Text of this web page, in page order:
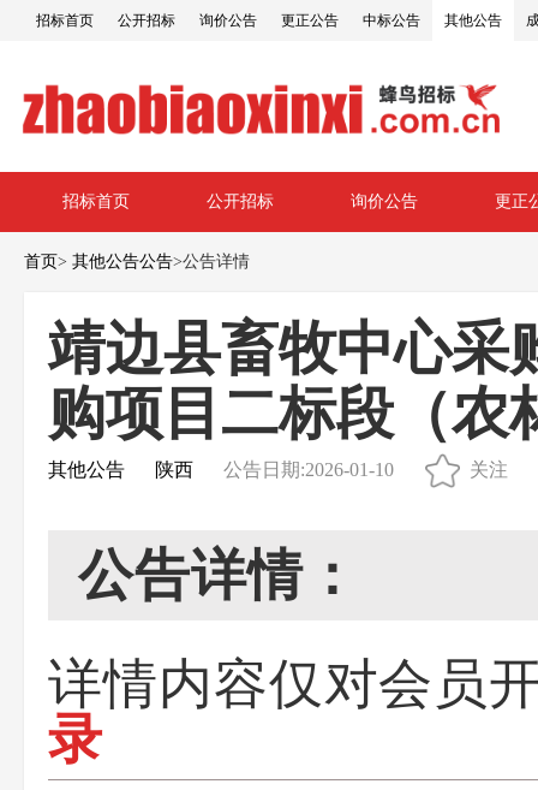
招标首页 公开招标 询价公告 更正公告 中标公告 其他公告
招标首页 公开招标 询价公告 更正
首页> 其他公告公告>公告详情
靖边县畜牧中心采
购项目二标段（农
其他公告 陕西 公告日期:2026-01-10 关注
公告详情：
详情内容仅对会员
录